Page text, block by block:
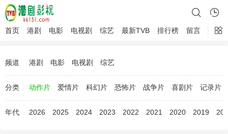
首页 港剧 电影 电视剧 综艺 最新TVB 排行榜 留言
频道 港剧 电影 电视剧 综艺
分类 动作片 爱情片 科幻片 恐怖片 战争片 喜剧片 记录片
年代 2026 2025 2024 2023 2022 2021 2020 2019